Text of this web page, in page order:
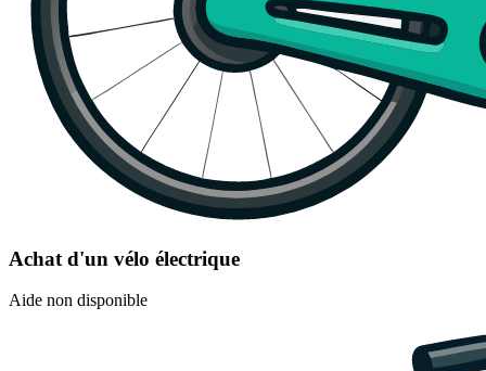
Achat d'un vélo électrique
Aide non disponible